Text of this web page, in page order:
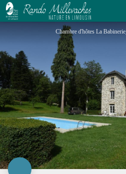
La Babinerie
Chambre d'hôtes La